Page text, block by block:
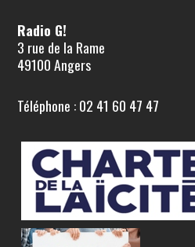
Radio G!
3 rue de la Rame
49100 Angers
Téléphone : 02 41 60 47 47